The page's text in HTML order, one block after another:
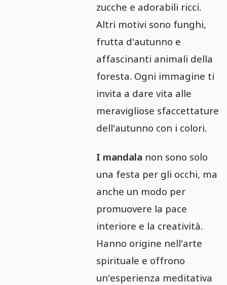
zucche e adorabili ricci.
Altri motivi sono funghi,
frutta d'autunno e
affascinanti animali della
foresta. Ogni immagine ti
invita a dare vita alle
meravigliose sfaccettature
dell'autunno con i colori.
I mandala non sono solo
una festa per gli occhi, ma
anche un modo per
promuovere la pace
interiore e la creatività.
Hanno origine nell'arte
spirituale e offrono
un'esperienza meditativa